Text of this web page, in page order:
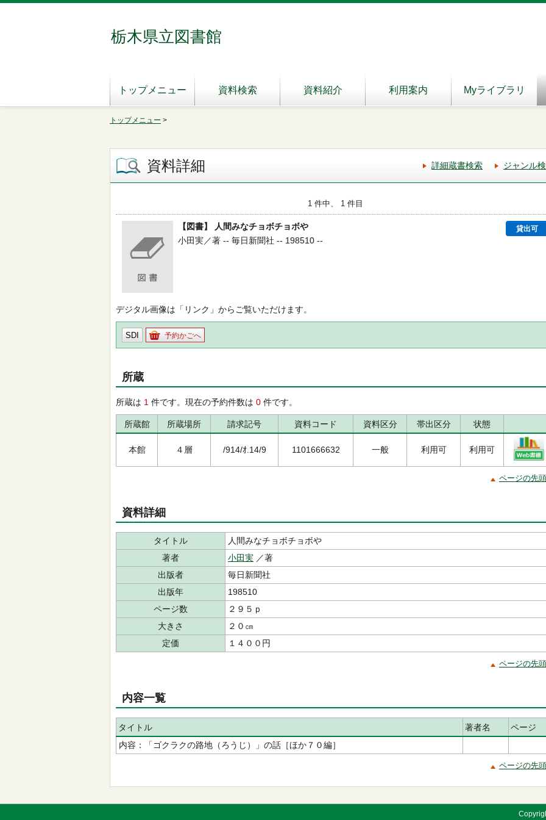
栃木県立図書館
トップメニュー 資料検索 資料紹介 利用案内 Myライブラリ
トップメニュー >
資料詳細 詳細蔵書検索 ジャンル
1 件中、 1 件目
【図書】 人間みなチョボチョボや 貸出可
小田実／著 -- 毎日新聞社 -- 198510 --
デジタル画像は「リンク」からご覧いただけます。
SDI 予約かごへ
所蔵
所蔵は 1 件です。現在の予約件数は 0 件です。
所蔵館 所蔵場所 請求記号 資料コード 資料区分 帯出区分 状態
本館 ４層 /914/ｵ.14/9 1101666632 一般 利用可 利用可
ページの先
資料詳細
タイトル
人間みなチョボチョボや
著者
小田実 ／著
出版者
毎日新聞社
出版年
198510
ページ数
２９５ｐ
大きさ
２０㎝
定価
１４００円
ページの先
内容一覧
タイトル 著者名
ページ
内容：「ゴクラクの路地（ろうじ）」の話［ほか７０編］
ページの先